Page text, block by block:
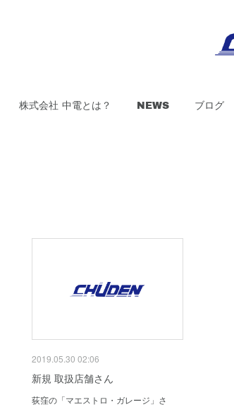
株式会社 中電とは？ NEWS ブログ
2019.05.30 02:06
新規 取扱店舗さん
荻窪の「マエストロ・ガレージ」さ